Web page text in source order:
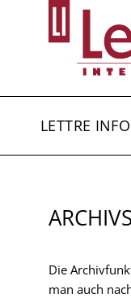
LETTRE INFO
Die
man auch